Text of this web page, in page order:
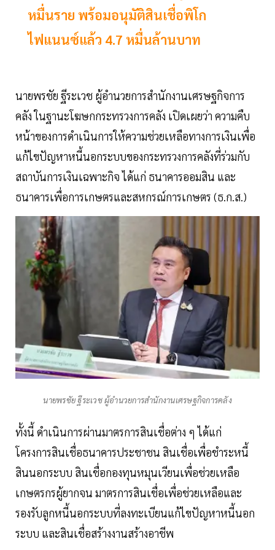
หมื่นราย พร้อมอนุมัติสินเชื่อพิโก
ไฟแนนซ์แล้ว 4.7 หมื่นล้านบาท
นายพรชัย ฐีระเวช ผู้อำนวยการสำนักงานเศรษฐกิจการ
คลัง ในฐานะโฆษกกระทรวงการคลัง เปิดเผยว่า ความคืบ
หน้าของการดำเนินการให้ความช่วยเหลือทางการเงินเพื่อ
แก้ไขปัญหาหนี้นอกระบบของกระทรวงการคลังที่ร่วมกับ
สถาบันการเงินเฉพาะกิจ ได้แก่ ธนาคารออมสิน และ
ธนาคารเพื่อการเกษตรและสหกรณ์การเกษตร (ธ.ก.ส.)
นายพรชัย ฐีระเวช ผู้อำนวยการสำนักงานเศรษฐกิจการคลัง
ทั้งนี้ ดำเนินการผ่านมาตรการสินเชื่อต่าง ๆ ได้แก่
โครงการสินเชื่อธนาคารประชาชน สินเชื่อเพื่อชำระหนี้
สินนอกระบบ สินเชื่อกองทุนหมุนเวียนเพื่อช่วยเหลือ
เกษตรกรผู้ยากจน มาตรการสินเชื่อเพื่อช่วยเหลือและ
รองรับลูกหนี้นอกระบบที่ลงทะเบียนแก้ไขปัญหาหนี้นอก
ระบบ และสินเชื่อสร้างงานสร้างอาชีพ